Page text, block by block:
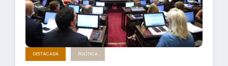
DESTACADA POLÍTICA